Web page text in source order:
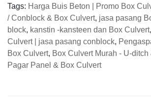
Tags: Harga Buis Beton | Promo Box
/ Conblock & Box Culvert, jasa pasang
block, kanstin -kansteen dan Box Culvert,
Culvert | jasa pasang conblock,
Box Culvert, Box Culvert Murah - U-ditch
Pagar Panel & Box Culvert